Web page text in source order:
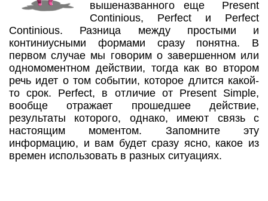
вышеназванного еще Present
Continious, Perfect и Perfect
Continious. Разница между простыми и
континиусными формами сразу понятна. В
первом случае мы говорим о завершенном или
одномоментном действии, тогда как во втором
речь идет о том событии, которое длится какой-
то срок. Perfect, в отличие от Present Simple,
вообще отражает прошедшее действие,
результаты которого, однако, имеют связь с
настоящим моментом. Запомните эту
информацию, и вам будет сразу ясно, какое из
времен использовать в разных ситуациях.